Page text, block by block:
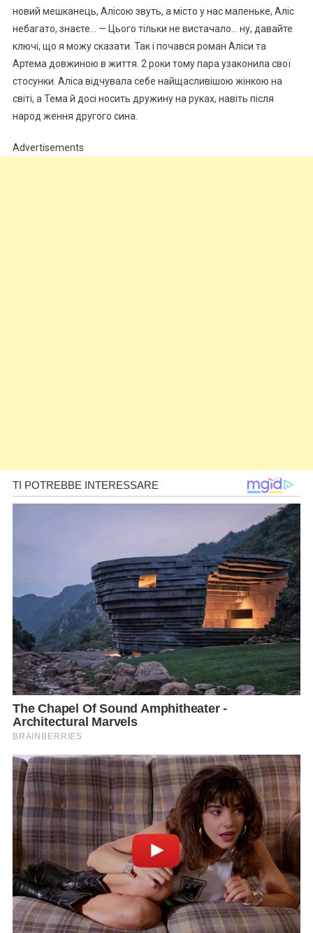
новий мешканець, Алісою звуть, а місто у нас маленьке, Аліс
небагато, знаєте… — Цього тільки не вистачало… ну, давайте
ключі, що я можу сказати. Так і почався роман Аліси та
Артема довжиною в життя. 2 роки тому пара узаконила свої
стосунки. Аліса відчувала себе найщасливішою жінкою на
світі, а Тема й досі носить дружину на руках, навіть після
народ ження другого сина.
Advertisements